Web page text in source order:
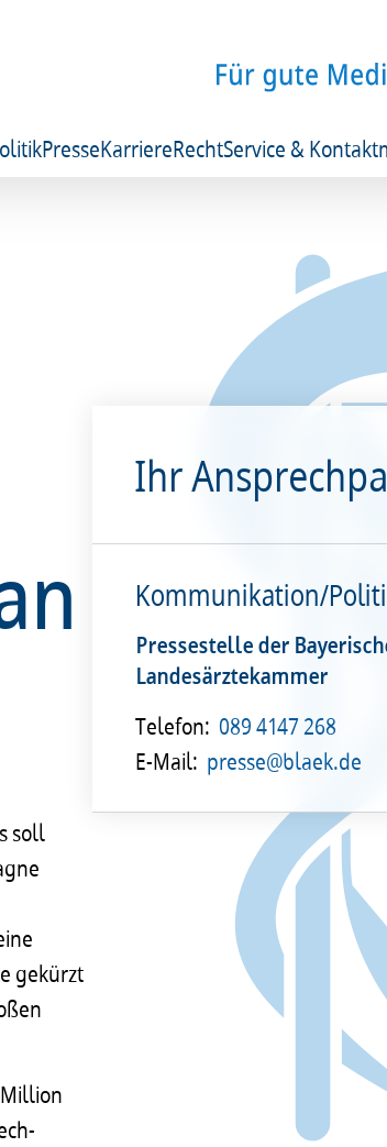
PresseKarriereRechtService & Kontakt
soll
gekürzt
Ihr
Kommunikation/
Pressestelle der
Landesärztekammer
Telefon: 089 4147 268
E-Mail: presse@blaek.de